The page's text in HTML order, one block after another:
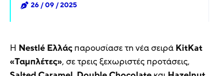
26 / 09 / 2025
Η Nestlé Ελλάς παρουσίασε τη νέα σειρά KitKat
«Ταμπλέτες», σε τρεις ξεχωριστές προτάσεις,